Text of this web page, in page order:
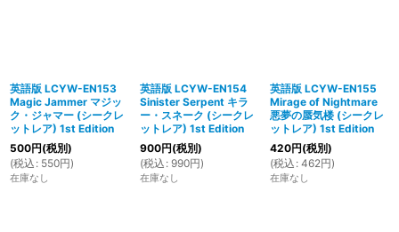
英語版 LCYW-EN153
Magic Jammer マジッ
ク・ジャマー (シークレ
ットレア) 1st Edition
500円(税別)
(税込 : 550円)
在庫なし
英語版 LCYW-EN154
Sinister Serpent キラ
ー・スネーク (シークレ
ットレア) 1st Edition
900円(税別)
(税込 : 990円)
在庫なし
英語版 LCYW-EN155
Mirage of Nightmare
悪夢の蜃気楼 (シークレ
ットレア) 1st Edition
420円(税別)
(税込 : 462円)
在庫なし